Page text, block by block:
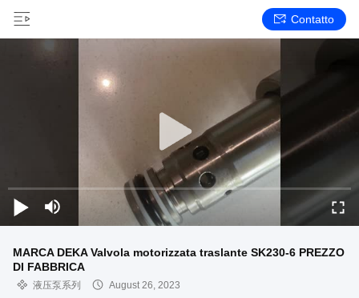
Contatto
MARCA DEKA Valvola motorizzata traslante SK230-6 PREZZO
DI FABBRICA
液压泵系列 August 26, 2023